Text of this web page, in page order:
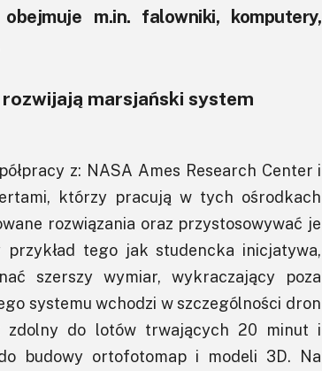
m.in. falowniki, komputery,
marsjański system
z: NASA Ames Research Center i
którzy pracują w tych ośrodkach
rozwiązania oraz przystosowywać je
tego jak studencka inicjatywa,
szerszy wymiar, wykraczający poza
systemu wchodzi w szczególności dron
do lotów trwających 20 minut i
budowy ortofotomap i modeli 3D. Na